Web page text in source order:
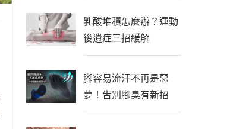
乳酸堆積怎麼辦？運動
後遺症三招緩解
腳容易流汗不再是惡
夢！吿別腳臭有新招